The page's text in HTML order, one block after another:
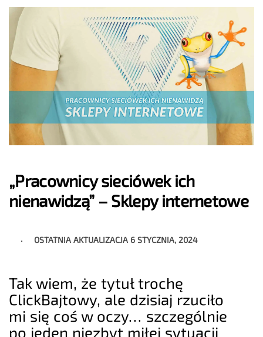
„Pracownicy sieciówek ich
nienawidzą” – Sklepy internetowe
OSTATNIA AKTUALIZACJA 6 STYCZNIA, 2024
Tak wiem, że tytuł trochę
ClickBajtowy, ale dzisiaj rzuciło
mi się coś w oczy… szczególnie
po jeden niezbyt miłej sytuacji